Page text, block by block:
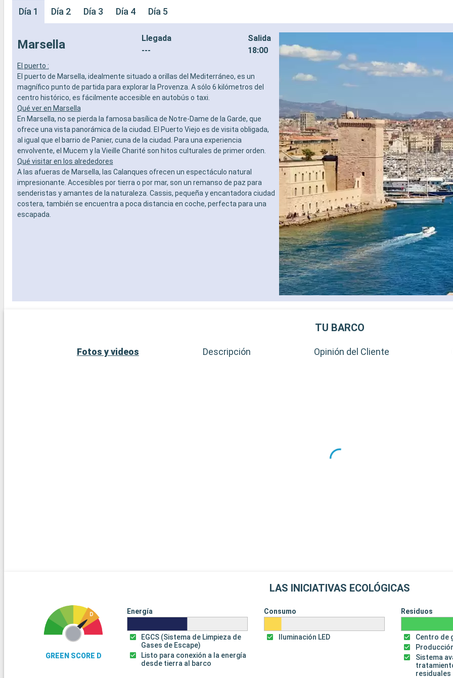
Día 1 Día 2 Día 3 Día 4 Día 5
Marsella
Llegada
---
Salida
18:00
El puerto :
El puerto de Marsella, idealmente situado a orillas del Mediterráneo, es un
magnífico punto de partida para explorar la Provenza. A sólo 6 kilómetros del
centro histórico, es fácilmente accesible en autobús o taxi.
Qué ver en Marsella
En Marsella, no se pierda la famosa basílica de Notre-Dame de la Garde, que
ofrece una vista panorámica de la ciudad. El Puerto Viejo es de visita obligada,
al igual que el barrio de Panier, cuna de la ciudad. Para una experiencia
envolvente, el Mucem y la Vieille Charité son hitos culturales de primer orden.
Qué visitar en los alrededores
A las afueras de Marsella, las Calanques ofrecen un espectáculo natural
impresionante. Accesibles por tierra o por mar, son un remanso de paz para
senderistas y amantes de la naturaleza. Cassis, pequeña y encantadora ciudad
costera, también se encuentra a poca distancia en coche, perfecta para una
escapada.
TU BARCO
Fotos y videos Descripción Opinión del Cliente
LAS INICIATIVAS ECOLÓGICAS
GREEN SCORE D
Energía
EGCS (Sistema de Limpieza de
Gases de Escape)
Listo para conexión a la energía
desde tierra al barco
Consumo
Iluminación LED
Residuos
Centro de
Sistema
residuales